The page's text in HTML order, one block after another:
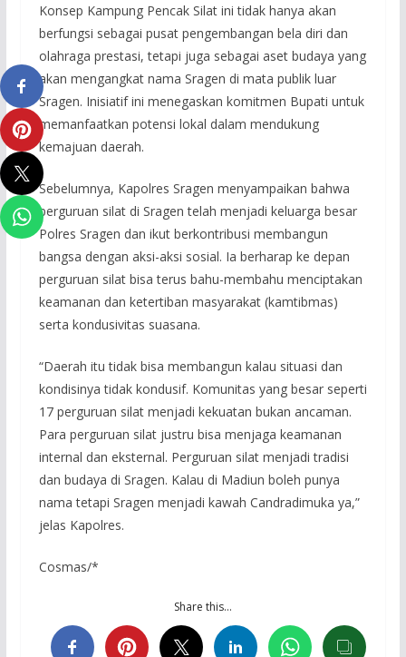
Konsep Kampung Pencak Silat ini tidak hanya akan
berfungsi sebagai pusat pengembangan bela diri dan
olahraga prestasi, tetapi juga sebagai aset budaya yang
akan mengangkat nama Sragen di mata publik luar
Sragen. Inisiatif ini menegaskan komitmen Bupati untuk
memanfaatkan potensi lokal dalam mendukung
kemajuan daerah.
Sebelumnya, Kapolres Sragen menyampaikan bahwa
perguruan silat di Sragen telah menjadi keluarga besar
Polres Sragen dan ikut berkontribusi membangun
bangsa dengan aksi-aksi sosial. Ia berharap ke depan
perguruan silat bisa terus bahu-membahu menciptakan
keamanan dan ketertiban masyarakat (kamtibmas)
serta kondusivitas suasana.
“Daerah itu tidak bisa membangun kalau situasi dan
kondisinya tidak kondusif. Komunitas yang besar seperti
17 perguruan silat menjadi kekuatan bukan ancaman.
Para perguruan silat justru bisa menjaga keamanan
internal dan eksternal. Perguruan silat menjadi tradisi
dan budaya di Sragen. Kalau di Madiun boleh punya
nama tetapi Sragen menjadi kawah Candradimuka ya,”
jelas Kapolres.
Cosmas/*
Share this…